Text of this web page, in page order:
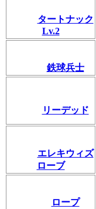
タートナック
Lv.2
鉄球兵士
リーデッド
エレキウィズ
ローブ
ロープ